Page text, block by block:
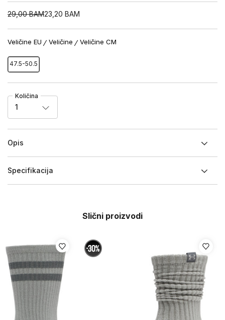
29,00 BAM23,20 BAM
Veličine EU Veličine Veličine CM
47.5-50.5
Količina
1
Opis
Specifikacija
Slični proizvodi